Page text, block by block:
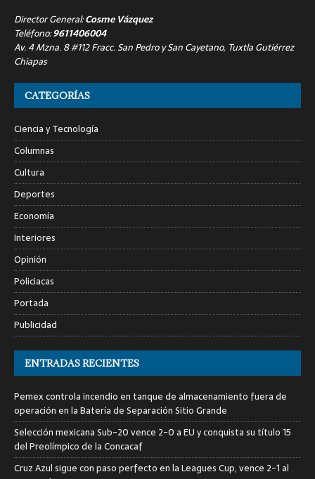
Director General:Cosme Vázquez
Teléfono:9611406004
Av. 4 Mzna. 8 #112 Fracc. San Pedro y San Cayetano, Tuxtla Gutiérrez
Chiapas
CATEGORÍAS
Ciencia y Tecnología
Columnas
Cultura
Deportes
Economía
Interiores
Opinión
Policiacas
Portada
Publicidad
ENTRADAS RECIENTES
Pemex controla incendio en tanque de almacenamiento fuera de
operación en la Batería de Separación Sitio Grande
Selección mexicana Sub-20 vence 2-0 a EU y conquista su título 15
del Preolímpico de la Concacaf
Cruz Azul sigue con paso perfecto en la Leagues Cup, vence 2-1 al